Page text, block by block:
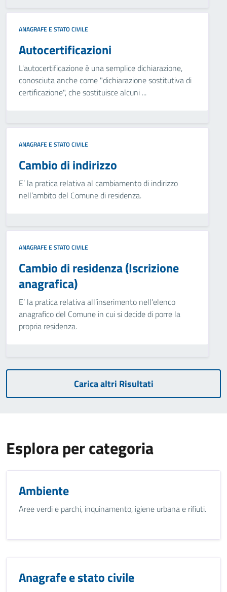
ANAGRAFE E STATO CIVILE
Autocertificazioni
L'autocertificazione è una semplice dichiarazione,
conosciuta anche come "dichiarazione sostitutiva di
certificazione", che sostituisce alcuni ...
ANAGRAFE E STATO CIVILE
Cambio di indirizzo
E’ la pratica relativa al cambiamento di indirizzo
nell’ambito del Comune di residenza.
ANAGRAFE E STATO CIVILE
Cambio di residenza (Iscrizione
anagrafica)
E’ la pratica relativa all’inserimento nell’elenco
anagrafico del Comune in cui si decide di porre la
propria residenza.
Carica altri Risultati
Esplora per categoria
Ambiente
Aree verdi e parchi, inquinamento, igiene urbana e rifiuti.
Anagrafe e stato civile